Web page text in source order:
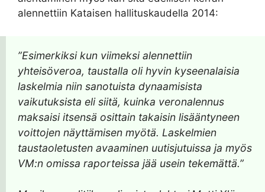
alennettiin Kataisen hallituskaudella 2014:
”Esimerkiksi kun viimeksi alennettiin
yhteisöveroa, taustalla oli hyvin kyseenalaisia
laskelmia niin sanotuista dynaamisista
vaikutuksista eli siitä, kuinka veronalennus
maksaisi itsensä osittain takaisin lisääntyneen
voittojen näyttämisen myötä. Laskelmien
taustaoletusten avaaminen uutisjutuissa ja myös
VM:n omissa raporteissa jää usein tekemättä.”